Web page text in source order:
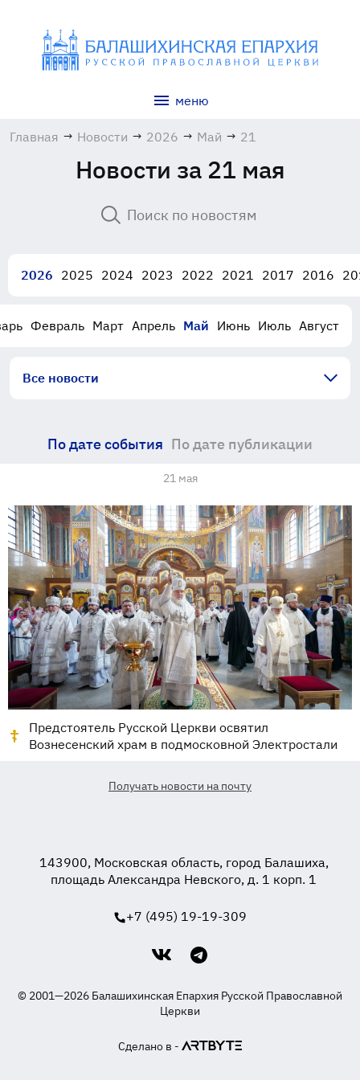
меню
Главная → Новости → 2026 → Май → 21
Новости за 21 мая
2026 2025 2024 2023 2022 2021 2017 2016
Февраль Март Апрель Май Июнь Июль Август
Все новости
По дате события По дате публикации
21 мая
Предстоятель Русской Церкви освятил
Вознесенский храм в подмосковной Электростали
Получать новости на почту
143900, Московская область, город Балашиха,
площадь Александра Невского, д. 1 корп. 1
+7 (495) 19-19-309
© 2001—2026 Балашихинская Епархия Русской Православной
Церкви
Сделано в -